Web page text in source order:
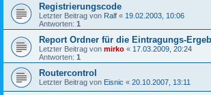
Registrierungscode
Letzter Beitrag von Ralf « 19.02.2003, 10:06
Antworten: 1
Report Ordner für die Eintragungs-
Letzter Beitrag von mirko « 17.03.2009, 20:24
Antworten: 1
Routercontrol
Letzter Beitrag von Eisnic « 20.10.2007, 13:11